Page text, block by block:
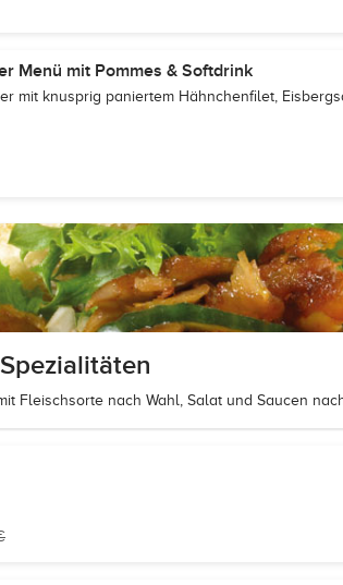
Menü mit Pommes & Softdrink
mit knusprig paniertem Hähnchenfilet,
Fleischsorte nach Wahl, Salat und Saucen